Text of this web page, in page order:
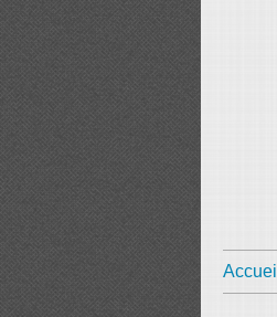
Accueil